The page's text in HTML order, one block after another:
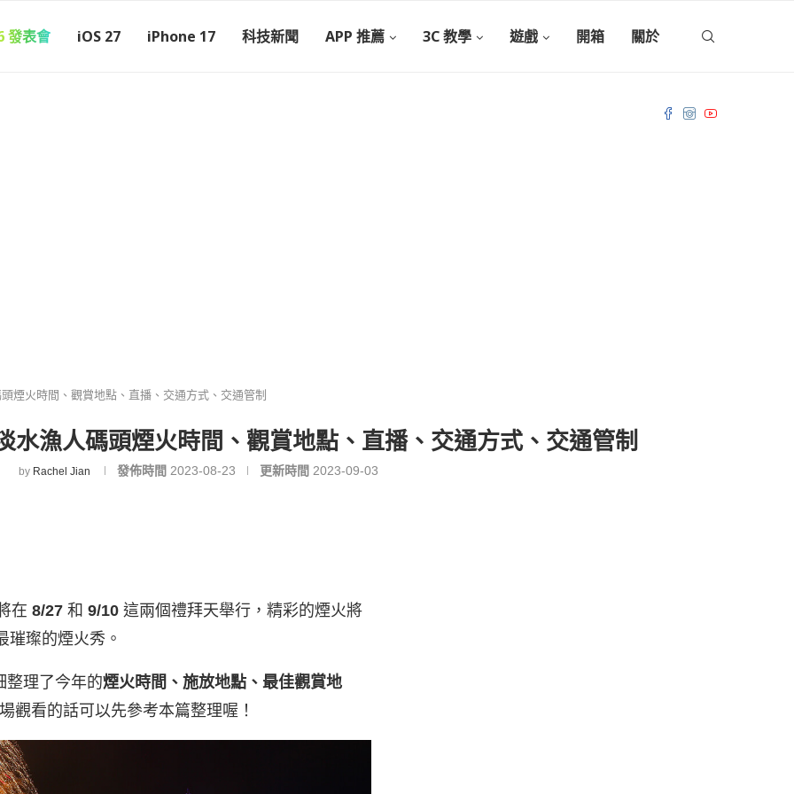
發表會 iOS 27 iPhone 17 科技新聞 APP 推薦 3C 教學 遊戲 開箱 關於
煙火時間、觀賞地點、直播、交通方式、交通管制
水漁人碼頭煙火時間、觀賞地點、直播、交通方式、交通管制
by Rachel Jian 發佈時間 2023-08-23 更新時間 2023-09-03
在 8/27 和 9/10 這兩個禮拜天舉行，精彩的煙火將
璀璨的煙火秀。
整理了今年的煙火時間、施放地點、最佳觀賞地
觀看的話可以先參考本篇整理喔！